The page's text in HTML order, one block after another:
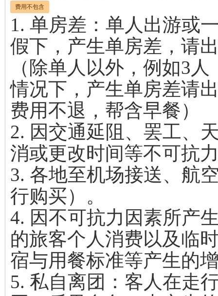
费用不包含
1. 单房差：单人出游或
假下，产生单房差，请
（除单人以外，例如3
情况下，产生单房差请
费用不退，帮含早餐）
2. 因交通延阻、罢工、
消或更改时间等不可抗
3. 各地至机场接送、航
行购买）。
4. 因不可抗力因素所产
的旅客个人消费以及临
宿与用餐标准等产生的
5. 私自离团：客人在走